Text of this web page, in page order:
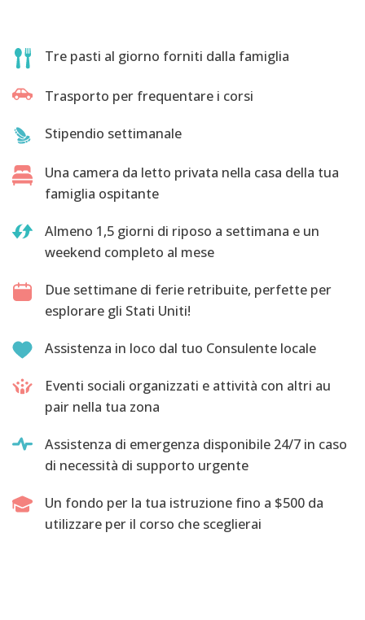
Tre pasti al giorno forniti dalla famiglia
Trasporto per frequentare i corsi
Stipendio settimanale
Una camera da letto privata nella casa della tua
famiglia ospitante
Almeno 1,5 giorni di riposo a settimana e un
weekend completo al mese
Due settimane di ferie retribuite, perfette per
esplorare gli Stati Uniti!
Assistenza in loco dal tuo Consulente locale
Eventi sociali organizzati e attività con altri au
pair nella tua zona
Assistenza di emergenza disponibile 24/7 in caso
di necessità di supporto urgente
Un fondo per la tua istruzione fino a $500 da
utilizzare per il corso che sceglierai